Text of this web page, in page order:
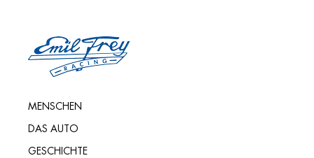
MENSCHEN
DAS AUTO
GESCHICHTE